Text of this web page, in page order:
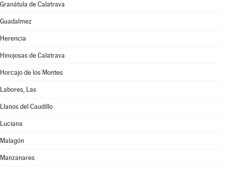
Granátula de Calatrava
Guadalmez
Herencia
Hinojosas de Calatrava
Horcajo de los Montes
Labores, Las
Llanos del Caudillo
Luciana
Malagón
Manzanares